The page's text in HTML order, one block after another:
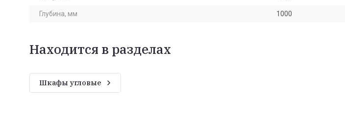
Глубина, мм 1000
Находится в разделах
Шкафы угловые